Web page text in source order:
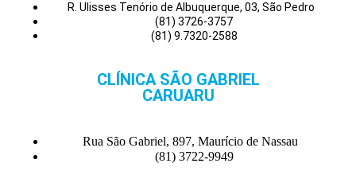
R. Ulisses Tenório de Albuquerque, 03, São Pedro
(81) 3726-3757
(81) 9.7320-2588
CLÍNICA SÃO GABRIEL
CARUARU
Rua São Gabriel, 897, Maurício de Nassau
(81) 3722-9949